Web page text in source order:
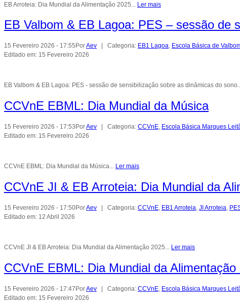
EB Arroteia: Dia Mundial da Alimentação 2025... Ler mais
EB Valbom & EB Lagoa: PES – sessão de
15 Fevereiro 2026 - 17:55 PorAev | Categoria: EB1 Lagoa, Escola Básica de
Editado em: 15 Fevereiro 2026
EB Valbom & EB Lagoa: PES - sessão de sensibilização sobre as dinâmicas do
CCVnE EBML: Dia Mundial da Música
15 Fevereiro 2026 - 17:53 PorAev | Categoria: CCVnE, Escola Básica Marques
Editado em: 15 Fevereiro 2026
CCVnE EBML: Dia Mundial da Música... Ler mais
CCVnE JI & EB Arroteia: Dia Mundial da
15 Fevereiro 2026 - 17:50PorAev | Categoria: CCVnE, EB1 Arroteia, JI Arroteia,
Editado em: 12 Abril 2026
CCVnE JI & EB Arroteia: Dia Mundial da Alimentação 2025... Ler mais
CCVnE EBML: Dia Mundial da Alimentação
15 Fevereiro 2026 - 17:47PorAev | Categoria: CCVnE Escola Básica Marques
Editado em: 15 Fevereiro 2026